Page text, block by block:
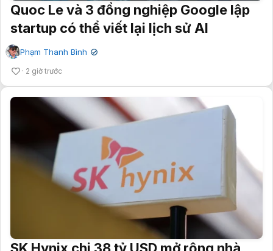
Quoc Le và 3 đồng nghiệp Google lập
startup có thể viết lại lịch sử AI
Phạm Thanh Bình ✔
2 giờ trước